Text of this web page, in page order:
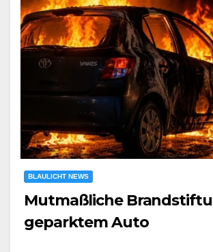
BLAULICHT NEWS
Mutmaßliche
geparktem Auto